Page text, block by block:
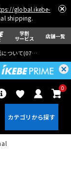
global.ikebe-
shipping.
学割
サービス 店舗一覧
について(07月29日
0